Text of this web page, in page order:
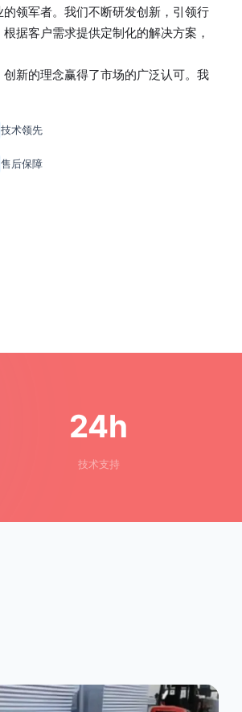
领军者。我们不断研发创新，引领行
据客户需求提供定制化的解决方案，
新的理念赢得了市场的广泛认可。我
技术领先
售后保障
24h
技术支持